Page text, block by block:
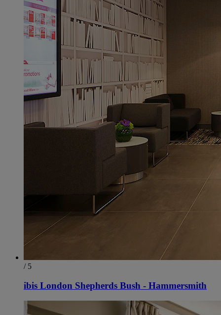
/ 5
ibis London Shepherds Bush - Hammersmith